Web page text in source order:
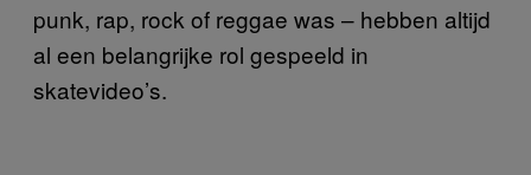
punk, rap, rock of reggae was – hebben altijd
al een belangrijke rol gespeeld in
skatevideo’s.